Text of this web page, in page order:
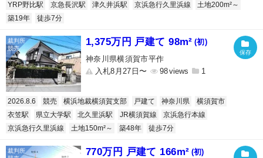
YRP野比駅
京急長沢駅 津久井浜駅 京浜急行久里浜線
土地200m²～
築19年
徒歩7分
1,375万円 戸建て 98m² (初)
神奈川県横須賀市平作
入札8月27日〜
98 1
2026.8.6 競売 横浜地裁横須賀支部 戸建て 神奈川県
横須賀市
衣笠駅
県立大学駅 北久里浜駅 JR横須賀線
京浜急行本線
京浜急行久里浜線
土地150m²～ 築48年 徒歩7分
770万円 戸建て 166m² (初)